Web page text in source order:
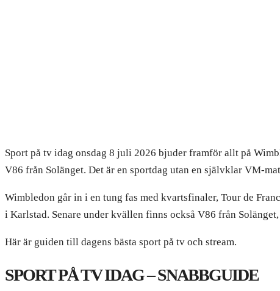
Sport på tv idag onsdag 8 juli 2026 bjuder framför allt på
V86 från Solänget. Det är en sportdag utan en självklar VM-
Wimbledon går in i en tung fas med kvartsfinaler, Tour de
i Karlstad. Senare under kvällen finns också V86 från
Här är guiden till dagens bästa sport på tv och stream.
SPORT PÅ TV IDAG – SNABBGUIDE